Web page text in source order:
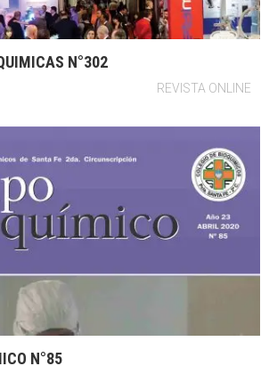
N°302
REVISTA ONLINE
N°85